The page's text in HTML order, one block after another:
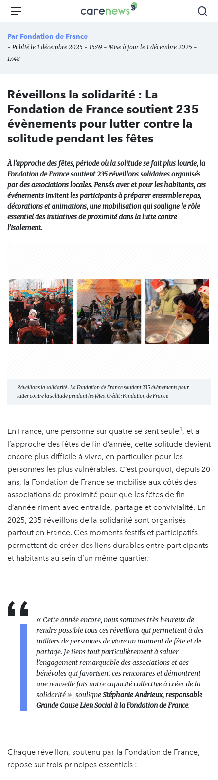
Aller
principal
Carenews,
des
Menu
Par Fondation de France
- Publié le 1 décembre 2025 - 15:49 - Mise à jour le 1 décembre 2025 -
17:48
Réveillons la solidarité : La
Fondation de France soutient 235
évènements pour lutter contre la
solitude pendant les fêtes
À l’approche des fêtes, période où la solitude se fait plus lourde, la
Fondation de France soutient 235 réveillons solidaires organisés
par des associations locales. Pensés avec et pour les habitants, ces
événements invitent les participants à préparer ensemble repas,
décorations et animations, une mobilisation qui souligne le rôle
essentiel des initiatives de proximité dans la lutte contre
l’isolement.
Réveillons la solidarité : La Fondation de France soutient 235 évènements pour
lutter contre la solitude pendant les fêtes. Crédit : Fondation de France
En France, une personne sur quatre se sent seule1 , et à
l’approche des fêtes de fin d’année, cette solitude devient
encore plus difficile à vivre, en particulier pour les
personnes les plus vulnérables. C’est pourquoi, depuis 20
ans, la Fondation de France se mobilise aux côtés des
associations de proximité pour que les fêtes de fin
d’année riment avec entraide, partage et convivialité. En
2025, 235 réveillons de la solidarité sont organisés
partout en France. Ces moments festifs et participatifs
permettent de créer des liens durables entre participants
et habitants au sein d’un même quartier.
« Cette année encore, nous sommes très heureux de
rendre possible tous ces réveillons qui permettent à des
milliers de personnes de vivre un moment de fête et de
partage. Je tiens tout particulièrement à saluer
l’engagement remarquable des associations et des
bénévoles qui favorisent ces rencontres et démontrent
une nouvelle fois notre capacité collective à créer de la
solidarité », souligneStéphanie Andrieux, responsable
Grande Cause Lien Social à la Fondation de France.
Chaque réveillon, soutenu par la Fondation de France,
repose sur trois principes essentiels :